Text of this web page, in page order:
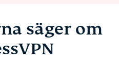
säger om